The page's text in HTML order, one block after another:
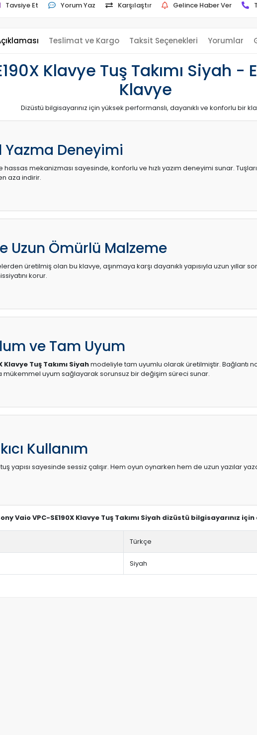
Tavsiye Et Yorum Yaz Karşılaştır Gelince Haber Ver
Teslimat ve Kargo Taksit Seçenekleri Yorumlar
Klavye Tuş Takımı Siyah -
Klavye
Dizüstü bilgisayarınız için yüksek performanslı, dayanıklı ve konforlu bir
Deneyimi
mekanizması sayesinde, konforlu ve hızlı yazım deneyimi sunar.
aza indirir.
Uzun Ömürlü Malzeme
üretilmiş olan bu klavye, aşınmaya karşı dayanıklı yapısıyla uzun yıllar
korur.
ve Tam Uyum
Klavye Tuş Takımı Siyahmodeliyle tam uyumlu olarak üretilmiştir. Bağlantı
mükemmel uyum sağlayarak sorunsuz bir değişim süreci sunar.
Kullanım
yapısı sayesinde sessiz çalışır. Hem oyun oynarken hem de uzun yazılar
Vaio VPC-SE190X Klavye Tuş Takımı Siyah dizüstü bilgisayarınız
Türkçe
Siyah